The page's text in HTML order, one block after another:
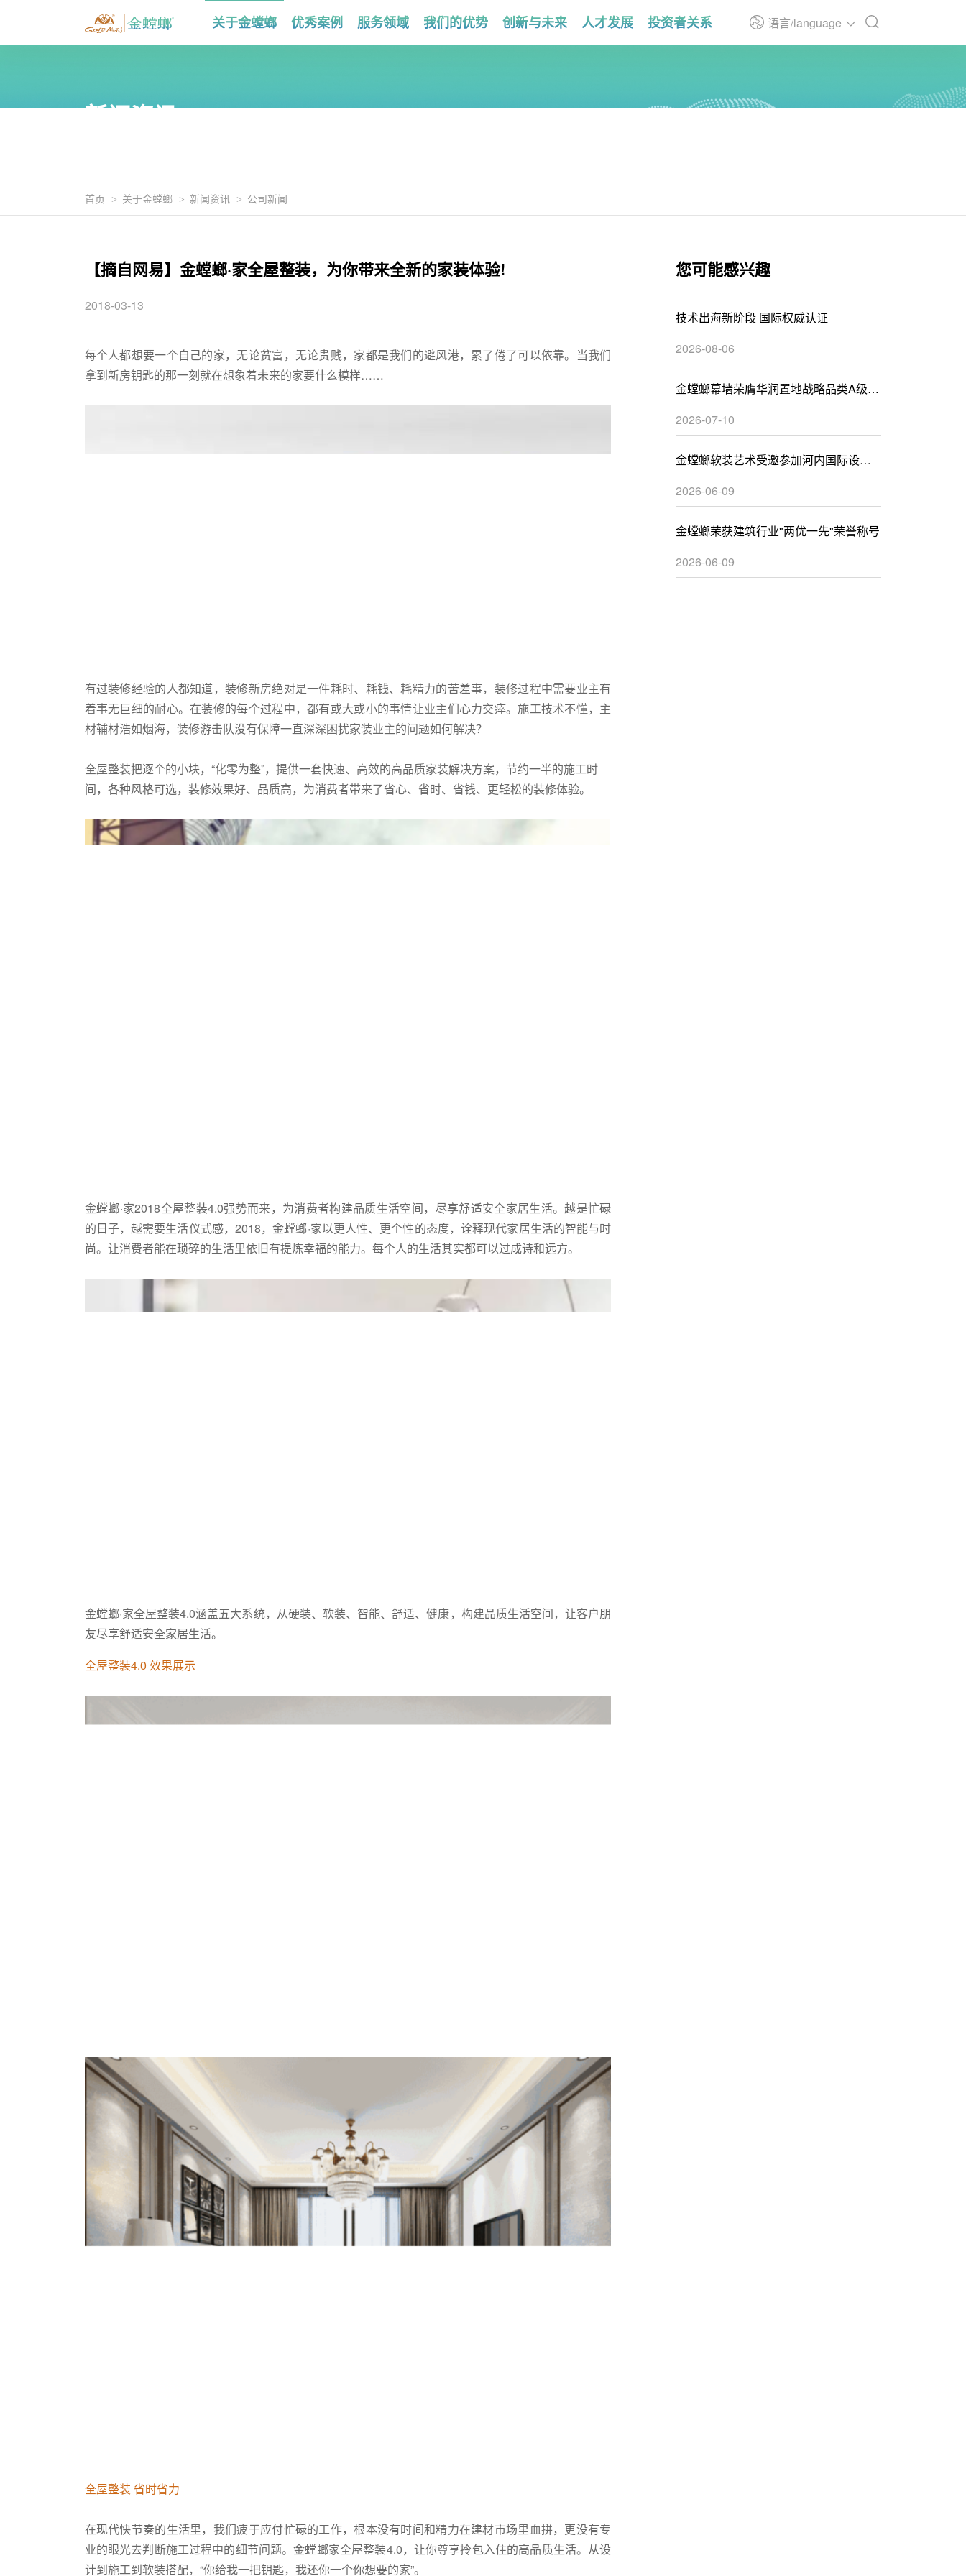
关于金螳螂 优秀案例 服务领域 我们的优势 创新与未来 人才发展 投资者关系 语言/language
新闻资讯
首页 关于金螳螂 新闻资讯 公司新闻
【摘自网易】金螳螂·家全屋整装，为你带来全新的家装体验!
2018-03-13
每个人都想要一个自己的家，无论贫富，无论贵贱，家都是我们的避风港，累了倦了可以依靠。当我们
拿到新房钥匙的那一刻就在想象着未来的家要什么模样……
有过装修经验的人都知道，装修新房绝对是一件耗时、耗钱、耗精力的苦差事，装修过程中需要业主有
着事无巨细的耐心。在装修的每个过程中，都有或大或小的事情让业主们心力交瘁。施工技术不懂，主
材辅材浩如烟海，装修游击队没有保障一直深深困扰家装业主的问题如何解决？
全屋整装把逐个的小块，“化零为整”，提供一套快速、高效的高品质家装解决方案，节约一半的施工时
间，各种风格可选，装修效果好、品质高，为消费者带来了省心、省时、省钱、更轻松的装修体验。
金螳螂·家2018全屋整装4.0强势而来，为消费者构建品质生活空间，尽享舒适安全家居生活。越是忙碌
的日子，越需要生活仪式感，2018，金螳螂·家以更人性、更个性的态度，诠释现代家居生活的智能与时
尚。让消费者能在琐碎的生活里依旧有提炼幸福的能力。每个人的生活其实都可以过成诗和远方。
金螳螂·家全屋整装4.0涵盖五大系统，从硬装、软装、智能、舒适、健康，构建品质生活空间，让客户朋
友尽享舒适安全家居生活。
全屋整装4.0 效果展示
全屋整装 省时省力
在现代快节奏的生活里，我们疲于应付忙碌的工作，根本没有时间和精力在建材市场里血拼，更没有专
业的眼光去判断施工过程中的细节问题。金螳螂家全屋整装4.0，让你尊享拎包入住的高品质生活。从设
计到施工到软装搭配，“你给我一把钥匙，我还你一个你想要的家”。
您可能感兴趣
技术出海新阶段 国际权威认证
2026-08-06
金螳螂幕墙荣膺华润置地战略品类A级供
2026-07-10
金螳螂软装艺术受邀参加河内国际设计
2026-06-09
金螳螂荣获建筑行业"两优一先"荣誉称号
2026-06-09